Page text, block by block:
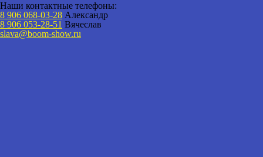
Наши контактные телефоны:
8 906 068-03-28 Александр
8 906 053-28-51 Вячеслав
slava@boom-show.ru